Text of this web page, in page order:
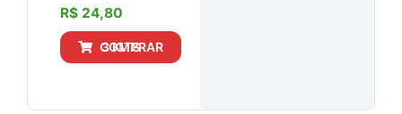
R$ 24,80
COMPRAR 3 KITS